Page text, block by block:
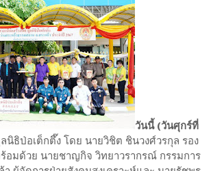
วันนี้ (วันศุกร์ที่
นิธิป่อเต็กตึ๊ง โดย นายวิชิต ชินวงศ์วรกุล รอง
อมด้วย นายชาญกิจ วิทยาวรากรณ์ กรรมการ